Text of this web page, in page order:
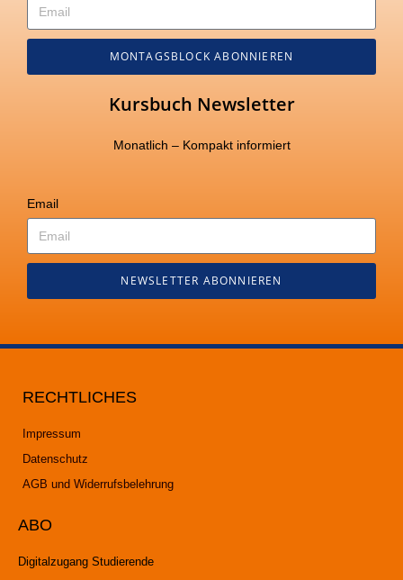
MONTAGSBLOCK ABONNIEREN
Kursbuch Newsletter
Monatlich – Kompakt informiert
Email
NEWSLETTER ABONNIEREN
RECHTLICHES
Impressum
Datenschutz
AGB und Widerrufsbelehrung
ABO
Digitalzugang Studierende